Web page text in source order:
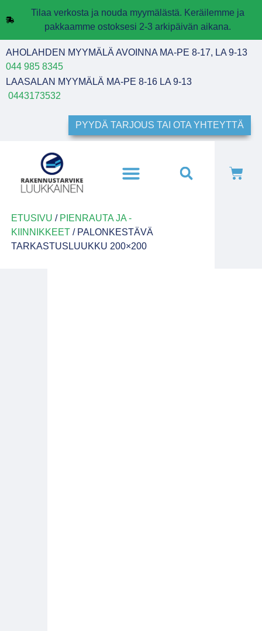
Tilaa verkosta ja nouda myymälästä. Keräilemme ja
pakkaamme ostoksesi 2-3 arkipäivän aikana.
AHOLAHDEN MYYMÄLÄ AVOINNA MA-PE 8-17, LA 9-13
044 985 8345
LAASALAN MYYMÄLÄ MA-PE 8-16 LA 9-13
0443173532
PYYDÄ TARJOUS TAI OTA YHTEYTTÄ
ETUSIVU / PIENRAUTA JA -
KIINNIKKEET/ PALONKESTÄVÄ
TARKASTUSLUUKKU 200×200